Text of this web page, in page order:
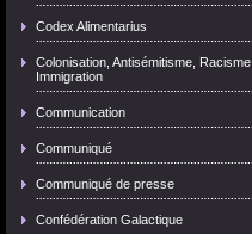
Codex Alimentarius
Colonisation, Antisémitisme, Racisme,
Immigration
Communication
Communiqué
Communiqué de presse
Confédération Galactique